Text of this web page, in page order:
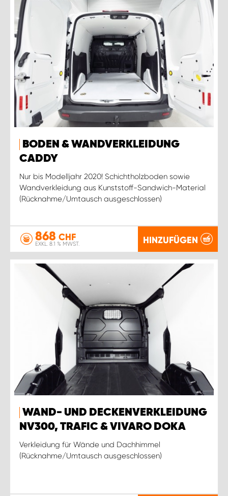
BODEN & WANDVERKLEIDUNG
CADDY
Nur bis Modelljahr 2020! Schichtholzboden sowie
Wandverkleidung aus Kunststoff-Sandwich-Material
(Rücknahme/Umtausch ausgeschlossen)
868 CHF
EXKL. 8.1 % MWST. HINZUFÜGEN
WAND- UND DECKENVERKLEIDUNG
NV300, TRAFIC & VIVARO DOKA
Verkleidung für Wände und Dachhimmel
(Rücknahme/Umtausch ausgeschlossen)